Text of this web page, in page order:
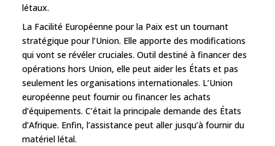
létaux.
La Facilité Européenne pour la Paix est un tournant
stratégique pour l’Union. Elle apporte des modifications
qui vont se révéler cruciales. Outil destiné à financer des
opérations hors Union, elle peut aider les États et pas
seulement les organisations internationales. L’Union
européenne peut fournir ou financer les achats
d’équipements. C’était la principale demande des États
d’Afrique. Enfin, l’assistance peut aller jusqu’à fournir du
matériel létal.